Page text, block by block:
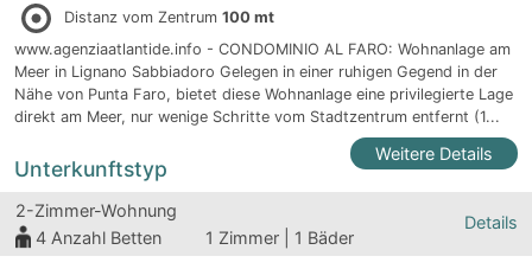
Distanz vom Zentrum 100 mt
www.agenziaatlantide.info - CONDOMINIO AL FARO: Wohnanlage am
Meer in Lignano Sabbiadoro Gelegen in einer ruhigen Gegend in der
Nähe von Punta Faro, bietet diese Wohnanlage eine privilegierte Lage
direkt am Meer, nur wenige Schritte vom Stadtzentrum entfernt (1...
Weitere Details
Unterkunftstyp
2-Zimmer-Wohnung
4 Anzahl Betten 1 Zimmer | 1 Bäder
Details